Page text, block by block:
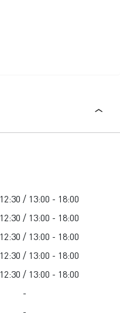
/ 13:00 - 18:00
/ 13:00 - 18:00
/ 13:00 - 18:00
/ 13:00 - 18:00
/ 13:00 - 18:00
-